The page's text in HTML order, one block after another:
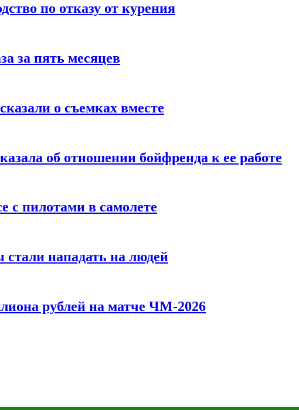
по отказу от курения
за пять месяцев
о съемках вместе
об отношении бойфренда к ее работе
с пилотами в самолете
нападать на людей
рублей на матче ЧМ-2026